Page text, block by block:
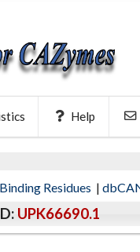
Help
Binding Residues |
UPK66690.1